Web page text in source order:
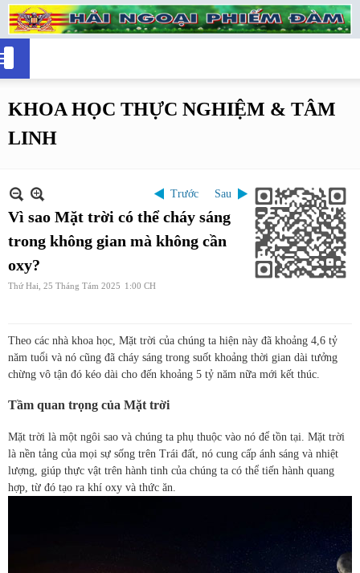
KHOA HỌC THỰC NGHIỆM & TÂM
LINH
Trước Sau
Vì sao Mặt trời có thể cháy sáng
trong không gian mà không cần
oxy?
Thứ Hai, 25 Tháng Tám 2025 1:00 CH
Theo các nhà khoa học, Mặt trời của chúng ta hiện này đã khoảng 4,6 tỷ
năm tuổi và nó cũng đã cháy sáng trong suốt khoảng thời gian dài tưởng
chừng vô tận đó kéo dài cho đến khoảng 5 tỷ năm nữa mới kết thúc.
Tầm quan trọng của Mặt trời
Mặt trời là một ngôi sao và chúng ta phụ thuộc vào nó để tồn tại. Mặt trời
là nền tảng của mọi sự sống trên Trái đất, nó cung cấp ánh sáng và nhiệt
lượng, giúp thực vật trên hành tinh của chúng ta có thể tiến hành quang
hợp, từ đó tạo ra khí oxy và thức ăn.